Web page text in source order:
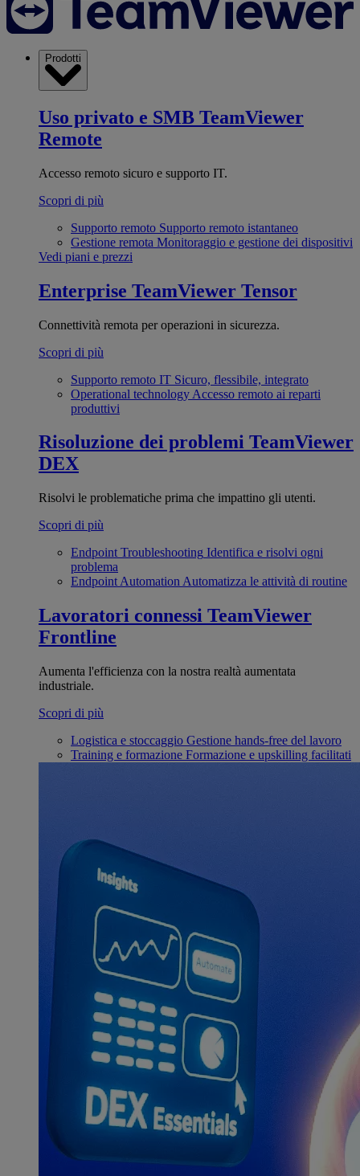
Prodotti
Uso privato e SMB TeamViewer
Remote
Accesso remoto sicuro e supporto IT.
Scopri di più
Supporto remoto Supporto remoto istantaneo
Gestione remota Monitoraggio e gestione dei dispositivi
Vedi piani e prezzi
Enterprise TeamViewer Tensor
Connettività remota per operazioni in sicurezza.
Scopri di più
Supporto remoto IT Sicuro, flessibile, integrato
Operational technology Accesso remoto ai reparti
produttivi
Risoluzione dei problemi TeamViewer
DEX
Risolvi le problematiche prima che impattino gli utenti.
Scopri di più
Endpoint Troubleshooting Identifica e risolvi ogni
problema
Endpoint Automation Automatizza le attività di routine
Lavoratori connessi TeamViewer
Frontline
Aumenta l'efficienza con la nostra realtà aumentata
industriale.
Scopri di più
Logistica e stoccaggio Gestione hands-free del lavoro
Training e formazione Formazione e upskilling facilitati